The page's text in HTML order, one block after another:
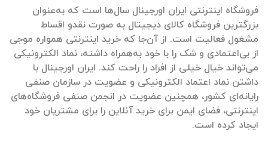
فروشگاه اینترنتی ایران اورجینال سال‌ها است که به‌عنوان
بزرگترین فروشگاه کالای دیجیتال به صورت نقدو اقساط
مشغول فعالیت است. از آن‌جا که خرید اینترنتی همواره موجی
از بی‌اعتمادی و شک را با خود به‌همراه داشته، نماد الکترونیکی
می‌تواند خیال خیلی از افراد را راحت کند. ایران اورجینال با
داشتن نماد اعتماد الکترونیکی و عضویت در سازمان صنفی
رایانه‌ای کشور، همچنین عضویت در انجمن صنفی فروشگاه‌های
اینترنتی، فضای ایمن برای خرید آنلاین را برای مشتریان خود
ایجاد کرده است.